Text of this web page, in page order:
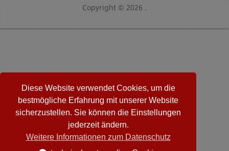
Copyright © 2026 .
Diese Website verwendet Cookies, um die
bestmögliche Erfahrung mit unserer Website
sicherzustellen. Sie können die Einstellungen
jederzeit ändern.
Weitere Informationen zum Datenschutz